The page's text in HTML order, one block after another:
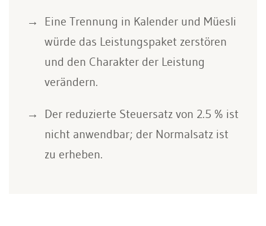
Eine Trennung in Kalender und Müesli
würde das Leistungspaket zerstören
und den Charakter der Leistung
verändern.
Der reduzierte Steuersatz von 2.5 % ist
nicht anwendbar; der Normalsatz ist
zu erheben.